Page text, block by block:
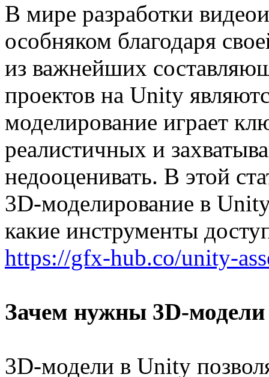
В мире разработки
особняком благодаря
из важнейших
проектов на Unity
моделирование играет
реалистичных и
недооценивать. В этой
3D-моделирование в
какие инструменты
https://gfx-hub.co/unity-
Зачем нужны 3D-
3D-модели в Unity